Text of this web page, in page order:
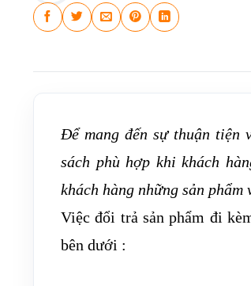
Để mang đến sự thuận tiện
sách phù hợp khi khách
khách hàng những sản
Việc đổi trả sản phẩm đi
bên dưới :